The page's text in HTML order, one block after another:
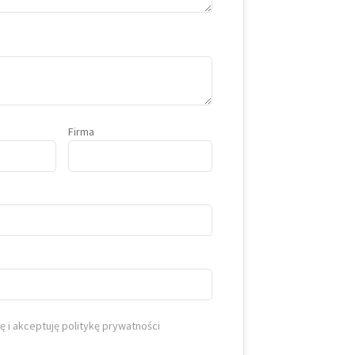
Firma
i akceptuję politykę prywatności